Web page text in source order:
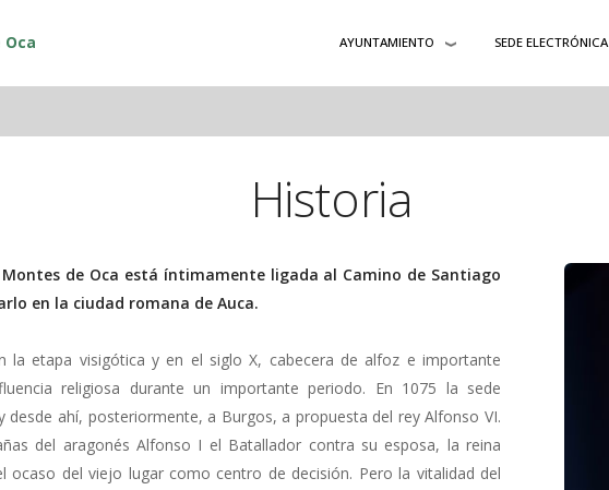
AYUNTAMIENTO SEDE ELECTRÓNICA
Historia
de Oca está íntimamente ligada al Camino de Santiago
en la ciudad romana de Auca.
la etapa visigótica y en el siglo X, cabecera de alfoz e importante
religiosa durante un importante periodo. En 1075 la sede
desde ahí, posteriormente, a Burgos, a propuesta del rey Alfonso VI.
del aragonés Alfonso I el Batallador contra su esposa, la reina
ocaso del viejo lugar como centro de decisión. Pero la vitalidad del